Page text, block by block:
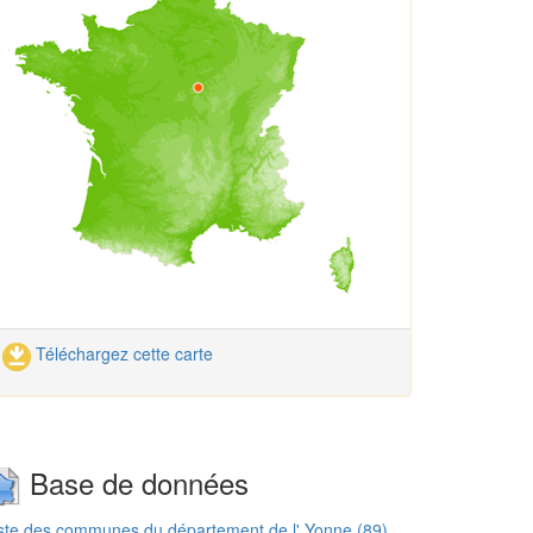
Téléchargez cette carte
Base de données